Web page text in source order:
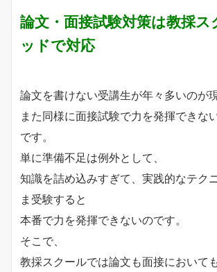
論文・面接試験対策は教採ス
ッドで対応
論文を書けない受講生が年々多いのが
また同様に面接試験で力を発揮できな
です。
単に準備不足は例外として、
知識を詰め込みすぎて、実践的なテク
ま受験すると
本番で力を発揮できないのです。
そこで、
教採スクールでは論文も面接において